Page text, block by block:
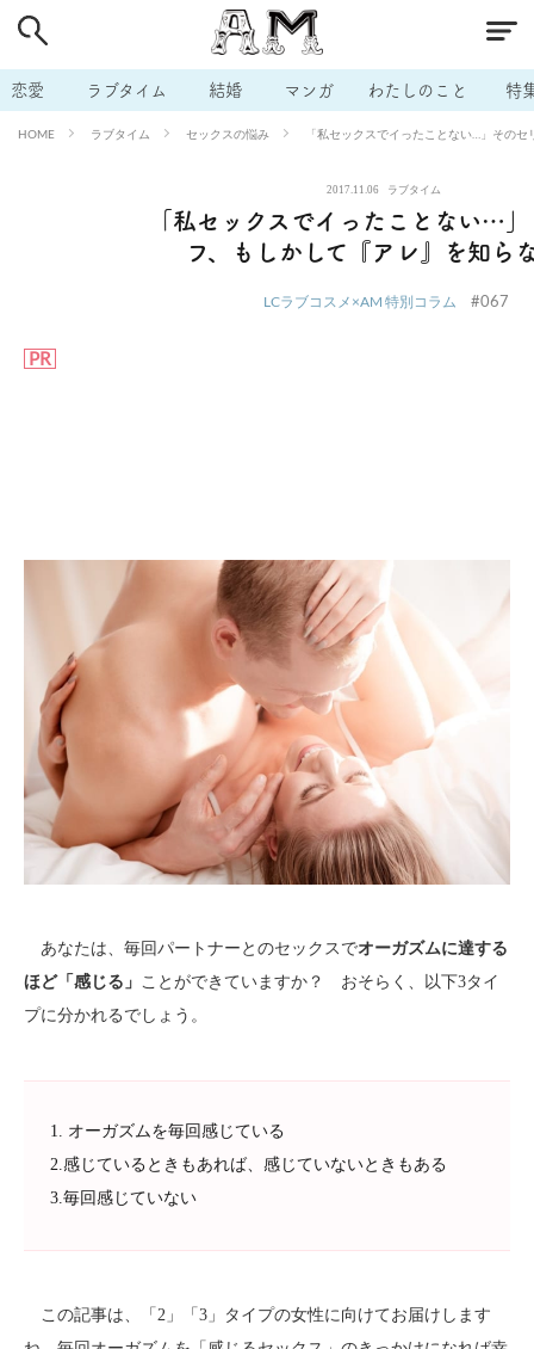
恋愛 ラブタイム 結婚 マンガ わたしのこと 特
HOME ラブタイム セックスの悩み 「私セックスでイったことない…」その
2017.11.06 ラブタイム
「私セックスでイったことない…
フ、もしかして『アレ』を知ら
LCラブコスメ×AM 特別コラム #067
PR
あなたは、毎回パートナーとのセックスでオーガズムに達する
ほど「感じる」 ことができていますか？ おそらく、以下3タイ
プに分かれるでしょう。
1. オーガズムを毎回感じている
2.感じているときもあれば、感じていないときもある
3.毎回感じていない
この記事は、「2」「3」タイプの女性に向けてお届けします
# 男の本音 # セフレ # 不倫
# 出会う方法 # マッチングアプリ # ラブグッズ # 体の相